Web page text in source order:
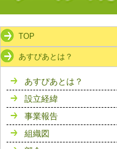
TOP
あすぴあとは？
あすぴあとは？
設立経緯
事業報告
組織図